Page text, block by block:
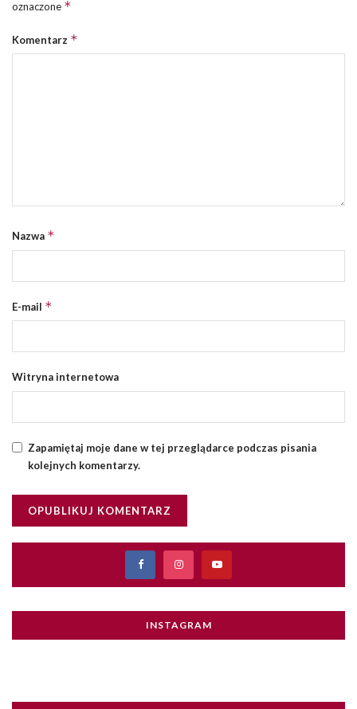
oznaczone *
Komentarz *
Nazwa *
E-mail *
Witryna internetowa
Zapamiętaj moje dane w tej przeglądarce podczas pisania
kolejnych komentarzy.
INSTAGRAM